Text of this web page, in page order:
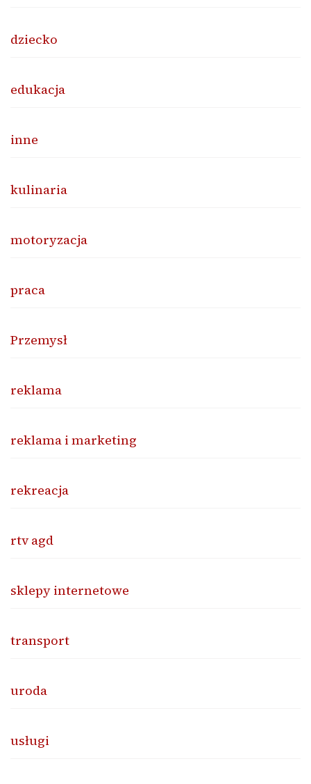
dziecko
edukacja
inne
kulinaria
motoryzacja
praca
Przemysł
reklama
reklama i marketing
rekreacja
rtv agd
sklepy internetowe
transport
uroda
usługi